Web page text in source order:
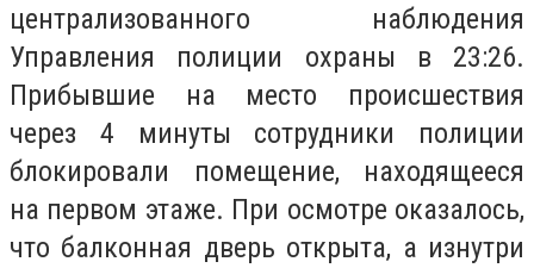
централизованного наблюдения
Управления полиции охраны в 23:26.
Прибывшие на место происшествия
через 4 минуты сотрудники полиции
блокировали помещение, находящееся
на первом этаже. При осмотре оказалось,
что балконная дверь открыта, а изнутри